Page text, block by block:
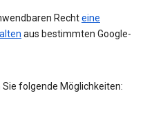
Rechteine
aus bestimmten Google-
folgende Möglichkeiten: